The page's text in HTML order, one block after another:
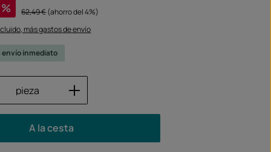
% Precio normal:
62,49 €(ahorro del 4%)
más gastos de envío
envío inmediato
del producto: introduce la cantidad
pieza
A la cesta